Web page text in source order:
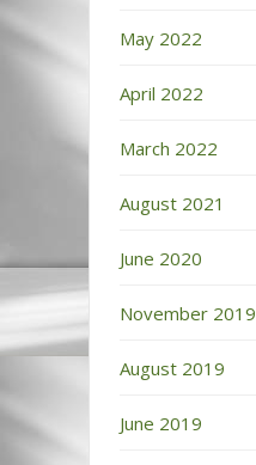
May 2022
April 2022
March 2022
August 2021
June 2020
November 2019
August 2019
June 2019